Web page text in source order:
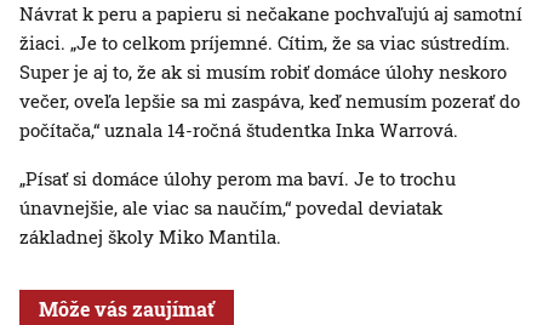
Návrat k peru a papieru si nečakane pochvaľujú aj samotní
žiaci. „Je to celkom príjemné. Cítim, že sa viac sústredím.
Super je aj to, že ak si musím robiť domáce úlohy neskoro
večer, oveľa lepšie sa mi zaspáva, keď nemusím pozerať do
počítača,“ uznala 14-ročná študentka Inka Warrová.
„Písať si domáce úlohy perom ma baví. Je to trochu
únavnejšie, ale viac sa naučím,“ povedal deviatak
základnej školy Miko Mantila.
Môže vás zaujímať